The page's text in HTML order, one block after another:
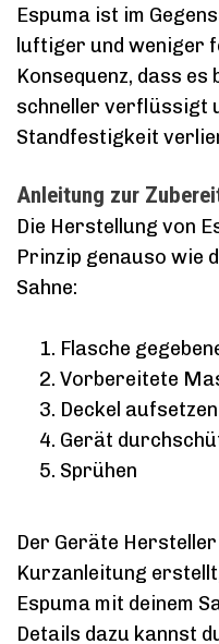
Espuma ist im
luftiger und weniger
Konsequenz, dass
schneller verflüssigt
Standfestigkeit
Anleitung zur
Die Herstellung von
Prinzip genauso wie
Sahne:
Flasche
Vorbereitete
Deckel
Gerät
Sprühen
Der Geräte
Kurzanleitung
Espuma mit deinem
Details dazu kannst